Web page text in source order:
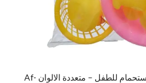
,مجموعة العاب الاستحمام للطفل – متعددة الالوان Af-